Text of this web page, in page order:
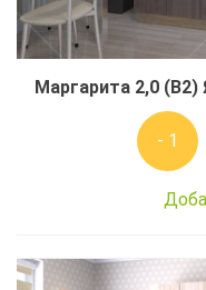
Маргарита 2,0
- 1